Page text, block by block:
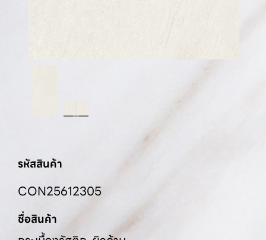
รหัสสินค้า
CON25612305
ชื่อสินค้า